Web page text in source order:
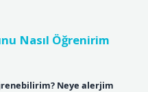
Nasıl Öğrenirim
Neye alerjim